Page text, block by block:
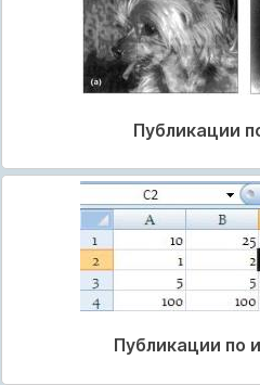
Публикации
Публикации по